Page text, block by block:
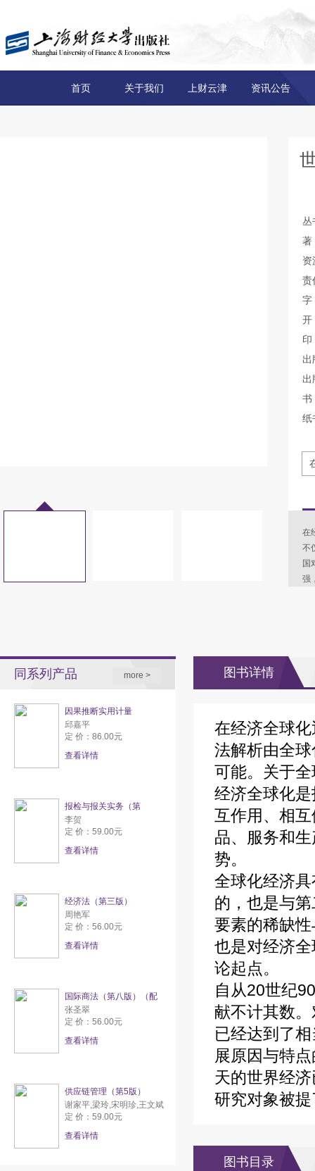
首页 关于我们 上财云津 资讯公告
丛
著
资
责
出
出
纸
在
不
国
强
同系列产品 more >
因果推断实用计量
邱嘉平
定 价：86.00元
查看详情
报检与报关实务（第
李贺
定 价：59.00元
查看详情
经济法（第三版）
周艳军
定 价：56.00元
查看详情
国际商法（第八版）（配
张圣翠
定 价：56.00元
查看详情
供应链管理（第5版）
谢家平,梁玲,宋明珍,王文斌
定 价：59.00元
查看详情
图书详情
在经济全球
法解析由全
可能。关于
经济全球化
互作用、相
品、服务和
势。
全球化经济
的，也是与
要素的稀缺
也是对经济
论起点。
自从20世纪
献不计其数
已经达到了
展原因与特
天的世界经
研究对象被
图书目录